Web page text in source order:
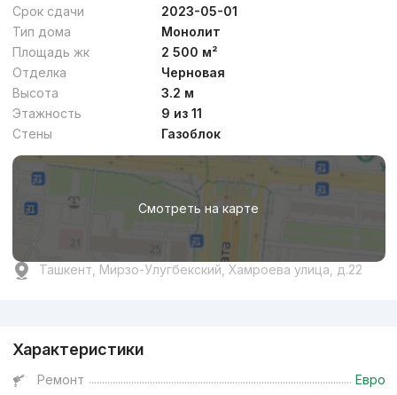
Срок сдачи
2023-05-01
Тип дома
Монолит
Площадь жк
2 500 м²
Отделка
Черновая
Высота
3.2 м
Этажность
9 из 11
Стены
Газоблок
Смотреть на карте
Ташкент, Мирзо-Улугбекский, Хамроева улица, д.22
Характеристики
Ремонт
Евро